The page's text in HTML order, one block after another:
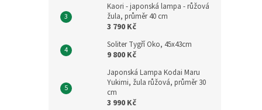
Kaori - japonská lampa - růžová
žula, průměr 40 cm
3 790 Kč
Soliter Tygří Oko, 45x43cm
9 800 Kč
Japonská Lampa Kodai Maru
Yukimi, žula růžová, průměr 30
cm
3 990 Kč